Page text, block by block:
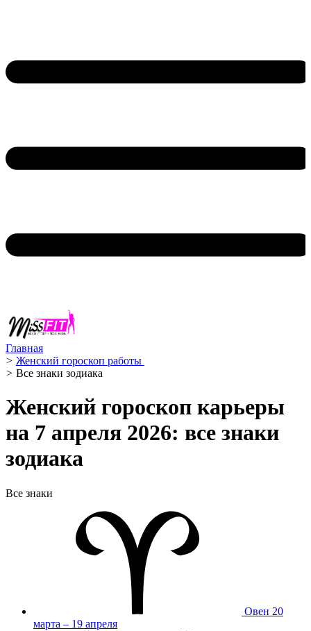
Главная
> Женский гороскоп работы ‍
> Все знаки зодиака
Женский гороскоп карьеры
на 7 апреля 2026: все знаки
зодиака
Все знаки
Овен 20
марта – 19 апреля